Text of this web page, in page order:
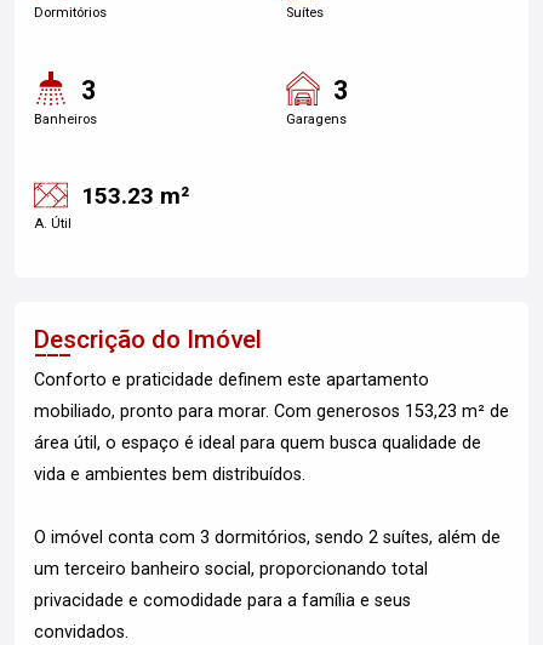
Dormitórios Suítes
3
Banheiros
3
Garagens
153.23 m²
A. Útil
Descrição do Imóvel
Conforto e praticidade definem este apartamento
mobiliado, pronto para morar. Com generosos 153,23 m² de
área útil, o espaço é ideal para quem busca qualidade de
vida e ambientes bem distribuídos.
O imóvel conta com 3 dormitórios, sendo 2 suítes, além de
um terceiro banheiro social, proporcionando total
privacidade e comodidade para a família e seus
convidados.